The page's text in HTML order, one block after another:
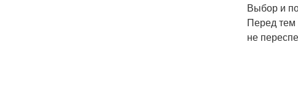
Выбор и
Перед тем
не